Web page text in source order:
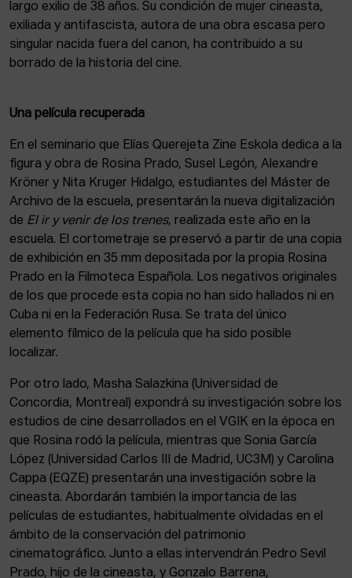
largo exilio de 38 años. Su condición de mujer cineasta,
exiliada y antifascista, autora de una obra escasa pero
singular nacida fuera del canon, ha contribuido a su
borrado de la historia del cine.
Una película recuperada
En el seminario que Elías Querejeta Zine Eskola dedica a la
figura y obra de Rosina Prado, Susel Legón, Alexandre
Kröner y Nita Kruger Hidalgo, estudiantes del Máster de
Archivo de la escuela, presentarán la nueva digitalización
de El ir y venir de los trenes, realizada este año en la
escuela. El cortometraje se preservó a partir de una copia
de exhibición en 35 mm depositada por la propia Rosina
Prado en la Filmoteca Española. Los negativos originales
de los que procede esta copia no han sido hallados ni en
Cuba ni en la Federación Rusa. Se trata del único
elemento fílmico de la película que ha sido posible
localizar.
Por otro lado, Masha Salazkina (Universidad de
Concordia, Montreal) expondrá su investigación sobre los
estudios de cine desarrollados en el VGIK en la época en
que Rosina rodó la película, mientras que Sonia García
López (Universidad Carlos III de Madrid, UC3M) y Carolina
Cappa (EQZE) presentarán una investigación sobre la
cineasta. Abordarán también la importancia de las
películas de estudiantes, habitualmente olvidadas en el
ámbito de la conservación del patrimonio
cinematográfico. Junto a ellas intervendrán Pedro Sevil
Prado, hijo de la cineasta, y Gonzalo Barrena,